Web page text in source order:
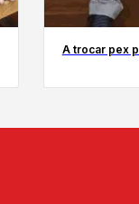
A trocar pex